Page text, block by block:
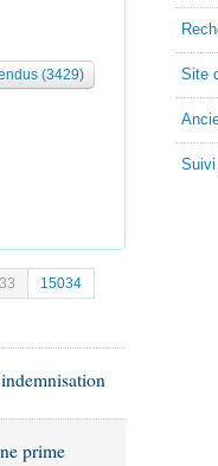
(3429)
15034
prime
Site
Suivi